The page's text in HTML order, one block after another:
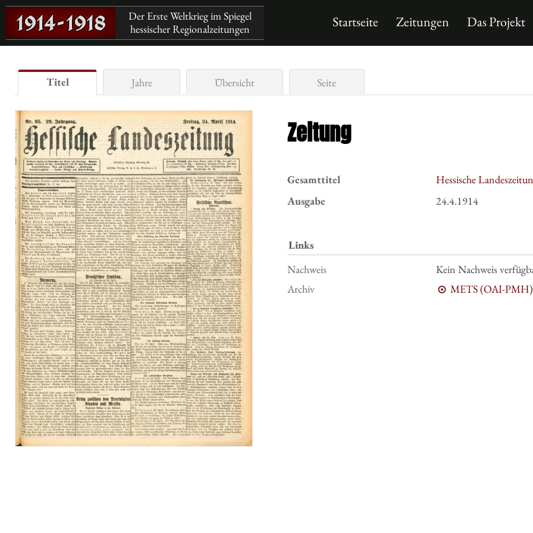
Der Erste Weltkrieg im Spiegel
hessischer Regionalzeitungen
Startseite Zeitungen Das Projekt
Titel Jahre Übersicht Seite
Zeitung
Gesamttitel
Hessische
Ausgabe
24.4.1914
Links
Nachweis
Kein Nachweis
Archiv
METS (OAI-PMH)